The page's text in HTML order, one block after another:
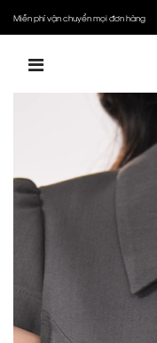
Miễn phí vận chuyển mọi đơn hàng